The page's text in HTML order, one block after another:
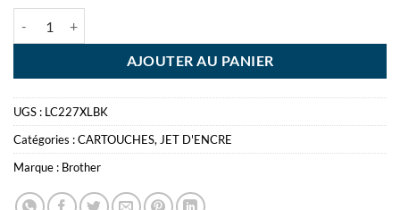
AJOUTER AU PANIER
UGS : LC227XLBK
Catégories :CARTOUCHES, JET D'ENCRE
Marque : Brother